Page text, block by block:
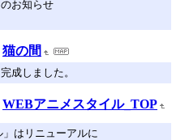
お知らせ
猫の間
成しました。
WEBアニメスタイル_TOP
」はリニューアルに